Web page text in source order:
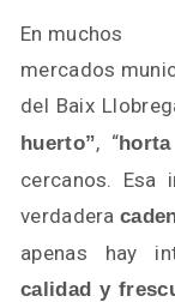
En muchos
mercados
del Baix
huerto”, “
cercanos. Esa
verdadera
apenas hay
calidad y